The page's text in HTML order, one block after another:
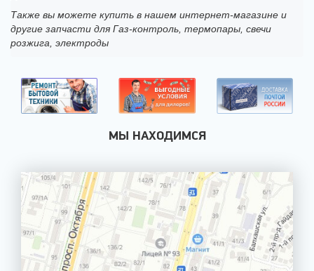
Также вы можете купить в нашем интернет-магазине и
другие запчасти для Газ-контроль, термопары, свечи
розжига, электроды
МЫ НАХОДИМСЯ